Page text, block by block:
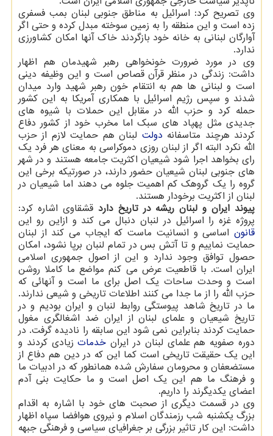
وی تصریح کرد: اسرائیل به مناطق جنوبی لبنان بمب فسفری
زده است و این منطقه را به زمین سوخته مبدل کرده و حتی اگر
آوارگان لبنانی به خانه خود بازگردند خاک آنها امکان کشاورزی
ندارد.
وی در مورد ضرورت خونخواهی رهبر شهیدمان هم اظهار
داشت: زندگی در منظر قرآن قصاص است و این وظیفه دینی
است و لبنانی ها هم به انتقام خون رهبر شهید وارد میدان
شدند و سپس رژیم اسرائیل با همکاری آمریکا به این کشور
حمله کرد و حزب الله در مقابل این حملات با شیوه های
جدیدی مثل پهپاد های سبک اما مخرب خود از کشور دفاع
کردند هرچند متاسفانه دولت لبنان هم حمایت لازم از حزب
الله نکرد البته اگر از لبنان روزی دموکراسی به معنای هر فرد یک
رای بخواهد اجرا شود شیعیان اکثریت جامعه هستند و در شهر
های جنوبی لبنان شیعیان حضور دارند، در صورتیکه برخی این
گروه را یک گروهک کم اهمیت جلوه می دهند اما شیعیان در
لبنان از اکثریت برخودار هستند.
پیوند ایران و لبنان ریشه در تاریخ دارد قشقاوی اشاره کرد:
پروژه غزه را اسرائیل در لنبان دنبال می کند و ازاین رو این
قانون اساسی و انسانیت ماست که ایجاب می کند از لبنان
حمایت نماییم و تا آتش بس در تمام لنبان برپا نشود، امکان
حصول توافق وجود ندارد و این از اصول جمهوری اسلامی
ایران است. با قاطعیت عرض می کنم مواضع ما کاملا روشن
است و وحدت ساحات یک اصل برای ما است و آنهائی که
حزب الله را از ما جدا می کنند اطلاعات تاریخی و شیعی ندارند.
ما در تاریخ شاهد پیوستگی روابط لنبان و ایران بودیم و در
تاریخ شیعیان و علمای لبنان از ایران ضد اشغالگری مغول
حمایت کردند بنابراین نمی شود این سابقه را نادیده گرفت. در
دوره صفویه هم علمای لبنان در ایران خدماتزیادی کردند و
این یک حقیقت تاریخی است کما این که در دین هم دفاع از
مستضعفان و محرومان سفارش شده همانطور که در ادبیات ما
و فرهنگ ما هم این یک اصل است و ما حکایت بنی آدم
اعضای یکدیگرند را داریم.
وی در قسمت دیگری از صحبت های خود با اشاره به اقدام
بزرگ یکشنبه شب رزمندگان اسلام و نیروی هوافضا سپاه اظهار
داشت: این کار تاثیر بزرگی بر جغرافیای سیاسی و فرهنگی جبهه